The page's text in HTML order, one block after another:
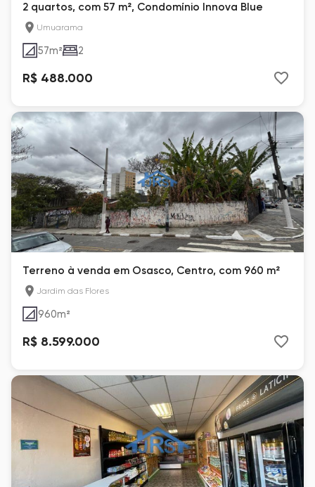
2 quartos, com 57 m², Condomínio Innova Blue
Umuarama
57m² 2
R$ 488.000
Terreno à venda em Osasco, Centro, com 960 m²
Jardim das Flores
960m²
R$ 8.599.000